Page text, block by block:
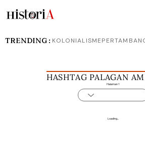
HASHTAG PALAGAN
Halaman 1
Loading...
TRENDING : KOLONIALISME